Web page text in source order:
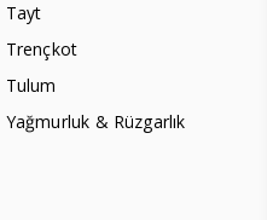
Tayt
Trençkot
Tulum
Yağmurluk & Rüzgarlık